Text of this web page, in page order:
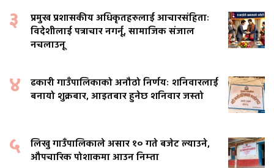
३
प्रमुख प्रशासकीय अधिकृतहरुलाई आचारसंहिताः
विदेशीलाई पत्राचार नगर्नू, सामाजिक संजाल
नचलाउनू
४
ढकारी गाउँपालिकाको अनौठो निर्णयः शनिवारलाई
बनायो शुक्रबार, आइतबार हुनेछ शनिवार जस्तो
५
लिखु गाउँपालिकाले असार १० गते बजेट ल्याउने,
औपचारिक पोशाकमा आउन निम्ता